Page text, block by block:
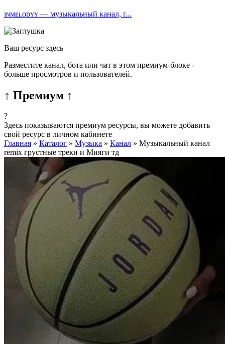
ɪɴᴍᴇʟᴏᴅʏʏ — музыкальный канал, г...
Ваш ресурс здесь
Разместите канал, бота или чат в этом премиум-блоке -
больше просмотров и пользователей.
↑ Премиум ↑
?
Здесь показываются премиум ресурсы, вы можете добавить
свой ресурс в личном кабинете
Главная » Каталог » Музыка » Канал » Музыкальный канал
remix грустные треки и Мияги тд